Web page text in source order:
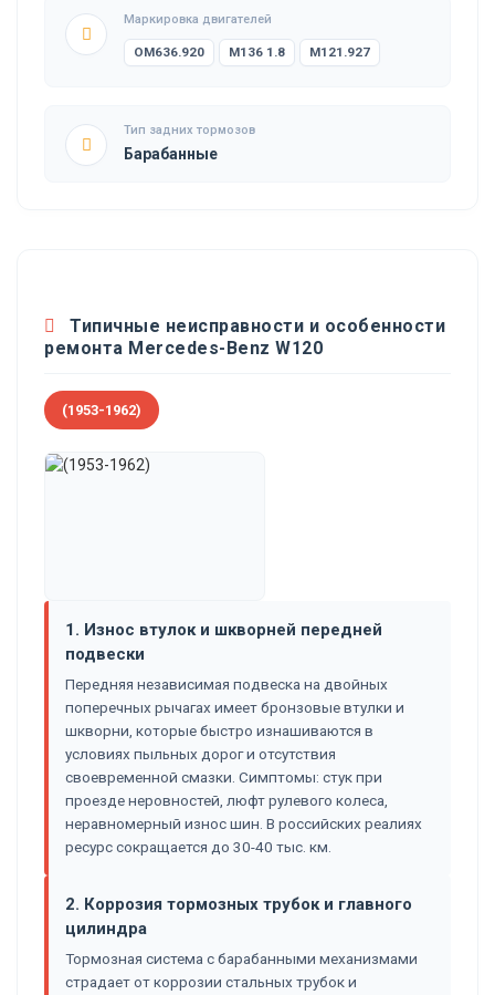
Маркировка двигателей
OM636.920 M136 1.8 M121.927
Тип задних тормозов
Барабанные
Типичные неисправности и особенности
ремонта Mercedes-Benz W120
(1953-1962)
1. Износ втулок и шкворней передней
подвески
Передняя независимая подвеска на двойных
поперечных рычагах имеет бронзовые втулки и
шкворни, которые быстро изнашиваются в
условиях пыльных дорог и отсутствия
своевременной смазки. Симптомы: стук при
проезде неровностей, люфт рулевого колеса,
неравномерный износ шин. В российских реалиях
ресурс сокращается до 30-40 тыс. км.
2. Коррозия тормозных трубок и главного
цилиндра
Тормозная система с барабанными механизмами
страдает от коррозии стальных трубок и